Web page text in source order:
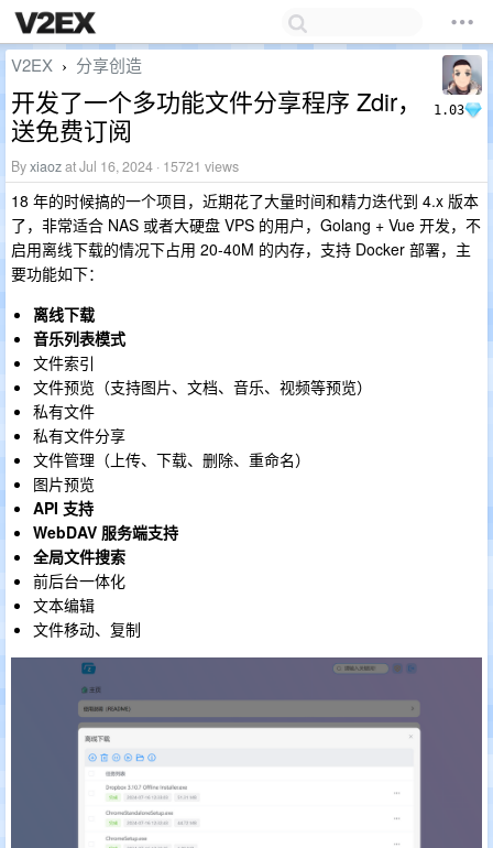
1.03
V2EX › 分享创造
开发了一个多功能文件分享程序 Zdir，
送免费订阅
Byxiaozat Jul 16, 2024 · 15721 views
18 年的时候搞的一个项目，近期花了大量时间和精力迭代到 4.x 版本
了，非常适合 NAS 或者大硬盘 VPS 的用户，Golang + Vue 开发，不
启用离线下载的情况下占用 20-40M 的内存，支持 Docker 部署，主
要功能如下：
离线下载
音乐列表模式
文件索引
文件预览（支持图片、文档、音乐、视频等预览）
私有文件
私有文件分享
文件管理（上传、下载、删除、重命名）
图片预览
API 支持
WebDAV 服务端支持
全局文件搜索
前后台一体化
文本编辑
文件移动、复制